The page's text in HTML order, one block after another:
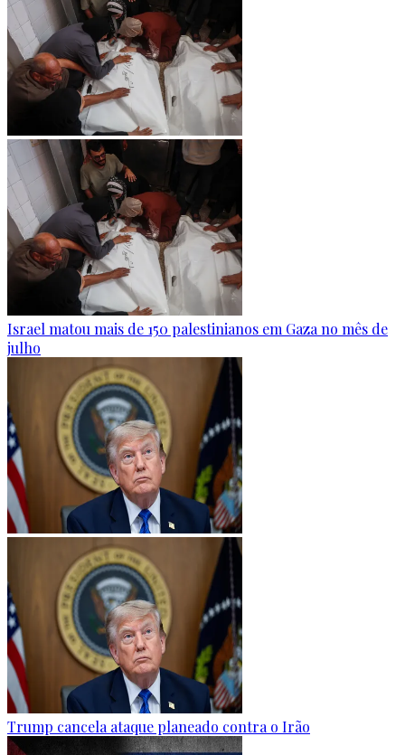
Israel matou mais de 150 palestinianos em Gaza no mês de
julho
Trump cancela ataque planeado contra o Irão